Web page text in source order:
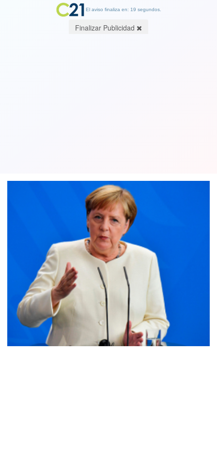
El aviso finaliza en: 19 segundos.
Finalizar Publicidad